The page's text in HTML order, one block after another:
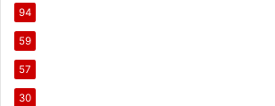
94
59
57
30